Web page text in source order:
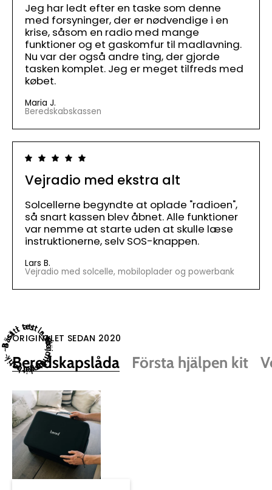
Jeg har ledt efter en taske som denne
med forsyninger, der er nødvendige i en
krise, såsom en radio med mange
funktioner og et gaskomfur til madlavning.
Nu var der også andre ting, der gjorde
tasken komplet. Jeg er meget tilfreds med
købet.
Maria J.
Beredskabskassen
Vejradio med ekstra alt
Solcellerne begyndte at oplade "radioen",
så snart kassen blev åbnet. Alle funktioner
var nemme at starte uden at skulle læse
instruktionerne, selv SOS-knappen.
Lars B.
Vejradio med solcelle, mobiloplader og powerbank
ORIGINALET SEDAN 2020
Beredskapslåda Första hjälpen kit
Bäst i test - Nöjdhetsgaranti -
Bäst i test ~ Premiumkit ~
4 sätt att ladda ~ Powerbank ~